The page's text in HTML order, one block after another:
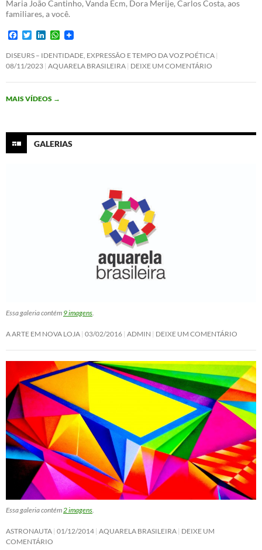
Maria João Cantinho, Vanda Ecm, Dora Merije, Carlos Costa, aos
familiares, a você.
F
c
e
o
k
T
i
t
e
n
k
d
n
W
a
t
A
DISEURS – IDENTIDADE, EXPRESSÃO E TEMPO DA VOZ POÉTICA
08/11/2023 AQUARELA BRASILEIRA DEIXE UM COMENTÁRIO
MAIS VÍDEOS →
GALERIAS
Essa galeria contém 9 imagens.
A ARTE EM NOVA LOJA 03/02/2016 ADMIN DEIXE UM COMENTÁRIO
Essa galeria contém2 imagens.
ASTRONAUTA 01/12/2014 AQUARELA BRASILEIRA DEIXE UM
COMENTÁRIO